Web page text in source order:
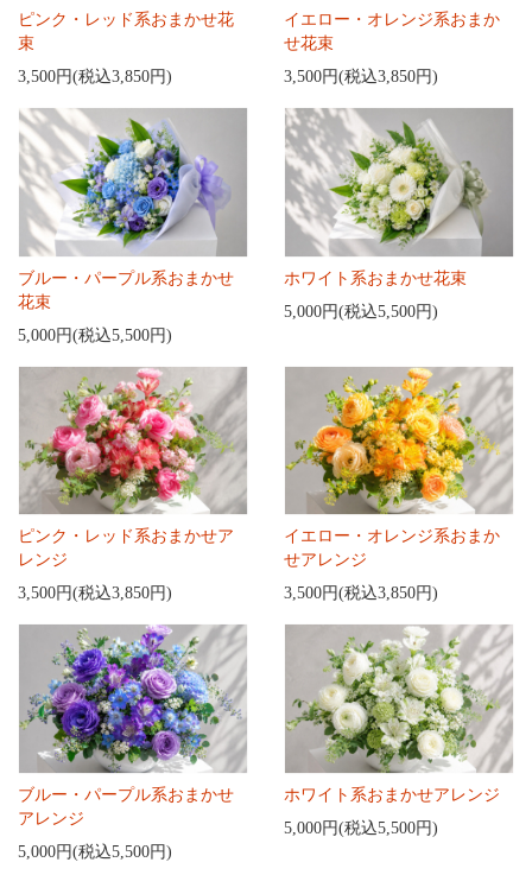
ピンク・レッド系おまかせ花
束
3,500円(税込3,850円)
イエロー・オレンジ系おまか
せ花束
3,500円(税込3,850円)
ブルー・パープル系おまかせ
花束
5,000円(税込5,500円)
ホワイト系おまかせ花束
5,000円(税込5,500円)
ピンク・レッド系おまかせア
レンジ
3,500円(税込3,850円)
イエロー・オレンジ系おまか
せアレンジ
3,500円(税込3,850円)
ブルー・パープル系おまかせ
アレンジ
5,000円(税込5,500円)
ホワイト系おまかせアレンジ
5,000円(税込5,500円)